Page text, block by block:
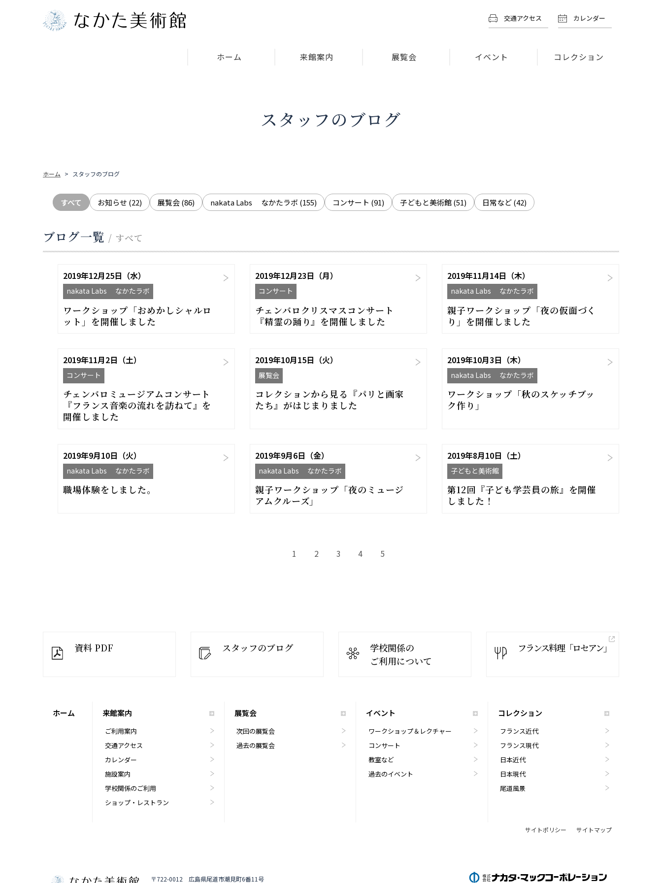
交通アクセス カレンダー
ホーム 来館案内 展覧会 イベント コレクション
スタッフのブログ
ホーム スタッフのブログ
すべて お知らせ (22) 展覧会(86) nakata Labs なかたラボ (155) コンサート (91) 子どもと美術館(51) 日常など(42)
ブログ一覧 / すべて
2019年12月25日（水）
nakata Labs なかたラボ
ワークショップ「おめかしシャルロ
ット」を開催しました
2019年12月23日（月）
コンサート
チェンバロクリスマスコンサート
『精霊の踊り』を開催しました
2019年11月14日（木）
nakata Labs なかたラボ
親子ワークショップ「夜の仮面づく
り」を開催しました
2019年11月2日（土）
コンサート
チェンバロミュージアムコンサート
『フランス音楽の流れを訪ねて』を
開催しました
2019年10月15日（火）
展覧会
コレクションから見る『パリと画家
たち』がはじまりました
2019年10月3日（木）
nakata Labs なかたラボ
ワークショップ「秋のスケッチブッ
ク作り」
2019年9月10日（火）
nakata Labs なかたラボ
職場体験をしました。
2019年9月6日（金）
nakata Labs なかたラボ
親子ワークショップ「夜のミュージ
アムクルーズ」
2019年8月10日（土）
子どもと美術館
第12回『子ども学芸員の旅』を開催
しました！
1 2 3 4 5
資料 PDF スタッフのブログ
学校関係の
ご利用について
フランス料理「ロセアン」
ホーム 来館案内
ご利用案内
交通アクセス
カレンダー
施設案内
学校関係のご利用
ショップ・レストラン
展覧会
次回の展覧会
過去の展覧会
イベント
ワークショップ＆レクチャー
コンサート
教室など
過去のイベント
コレクション
フランス近代
フランス現代
日本近代
日本現代
尾道風景
サイトポリシー サイトマップ
〒722-0012 広島県尾道市潮見町6番11号